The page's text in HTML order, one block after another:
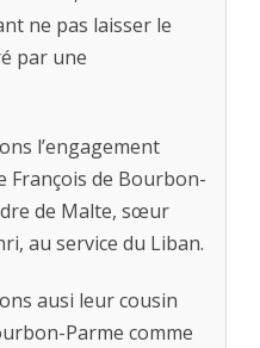
ne pas laisser le
par une
l’engagement
François de Bourbon-
de Malte, sœur
au service du Liban.
ausi leur cousin
Parme comme